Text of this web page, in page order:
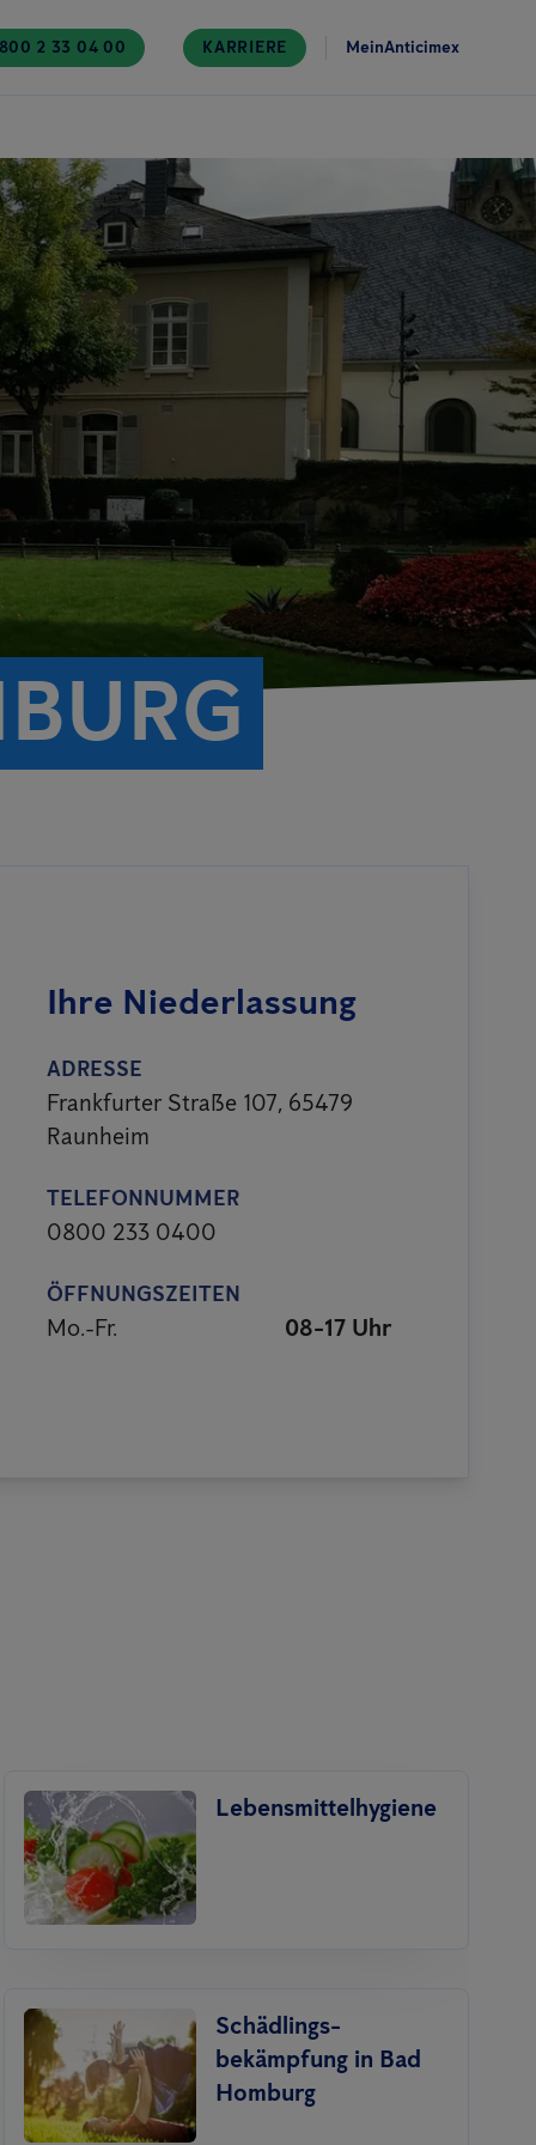
2 33 04 00 KARRIERE MeinAnticimex
Ihre Niederlassung
ADRESSE
Frankfurter Straße 107, 65479
Raunheim
TELEFONNUMMER
0800 233 0400
ÖFFNUNGSZEITEN
Mo.-Fr. 08-17 Uhr
Lebensmittelhygiene
Schädlings­
bekämpfung in Bad
Homburg